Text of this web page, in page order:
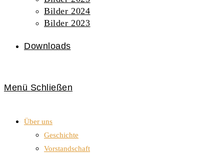
Bilder 2024
Bilder 2023
Downloads
Menü Schließen
Über uns
Geschichte
Vorstandschaft